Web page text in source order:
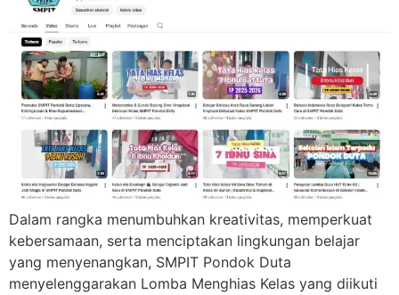
Dalam rangka menumbuhkan kreativitas, memperkuat
kebersamaan, serta menciptakan lingkungan belajar
yang menyenangkan, SMPIT Pondok Duta
menyelenggarakan Lomba Menghias Kelas yang diikuti